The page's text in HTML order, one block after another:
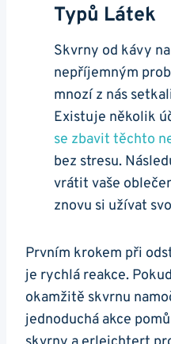
Typů Látek
Skvrny od ‌kávy​
nepříjemným
‍mnozí z nás
Existuje několik
se zbavit​ těchto
bez ​stresu.
⁢vrátit ‌vaše
⁢znovu si⁣ užívat
Prvním krokem při‌
je rychlá reakce.
⁤okamžitě skvrnu
jednoduchá akce